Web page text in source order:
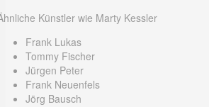
Künstler wie Marty Kessler
Frank Lukas
Tommy Fischer
Jürgen Peter
Frank Neuenfels
Jörg Bausch